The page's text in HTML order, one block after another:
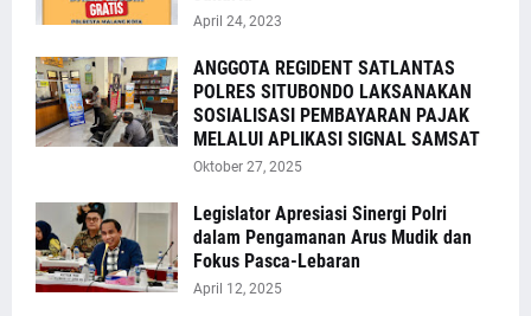
April 24, 2023
ANGGOTA REGIDENT SATLANTAS
POLRES SITUBONDO LAKSANAKAN
SOSIALISASI PEMBAYARAN PAJAK
MELALUI APLIKASI SIGNAL SAMSAT
Oktober 27, 2025
Legislator Apresiasi Sinergi Polri
dalam Pengamanan Arus Mudik dan
Fokus Pasca-Lebaran
April 12, 2025